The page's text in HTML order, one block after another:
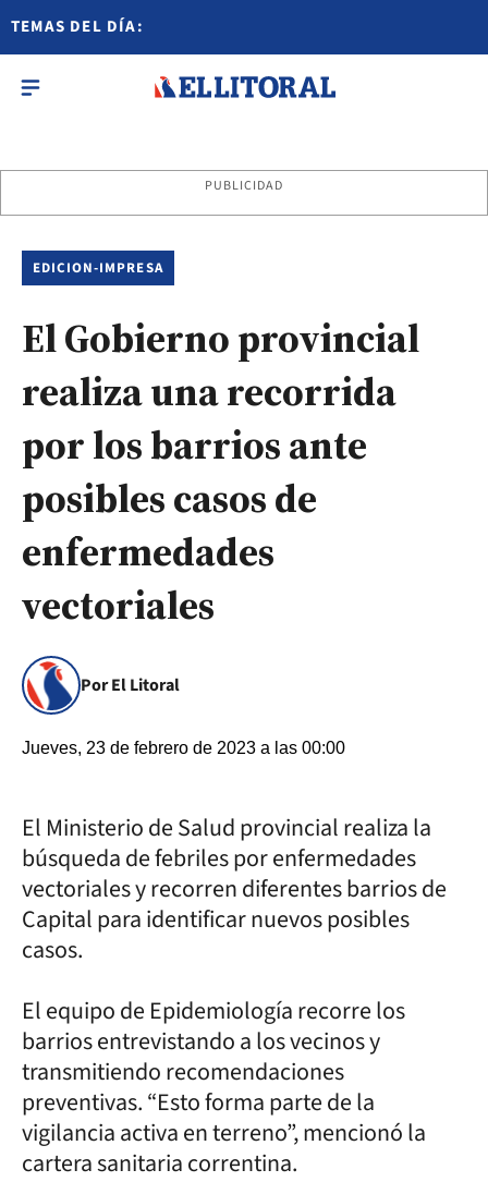
TEMAS DEL DÍA:
PUBLICIDAD
EDICION-IMPRESA
El Gobierno provincial
realiza una recorrida
por los barrios ante
posibles casos de
enfermedades
vectoriales
Por El Litoral
Jueves, 23 de febrero de 2023 a las 00:00
El Ministerio de Salud provincial realiza la
búsqueda de febriles por enfermedades
vectoriales y recorren diferentes barrios de
Capital para identificar nuevos posibles
casos.
El equipo de Epidemiología recorre los
barrios entrevistando a los vecinos y
transmitiendo recomendaciones
preventivas. “Esto forma parte de la
vigilancia activa en terreno”, mencionó la
cartera sanitaria correntina.